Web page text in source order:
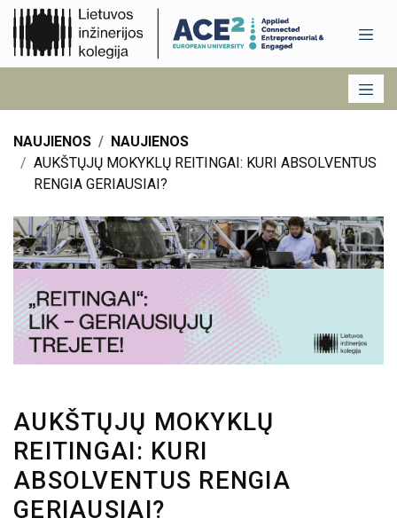
NAUJIENOS
NAUJIENOS
AUKŠTŲJŲ MOKYKLŲ REITINGAI: KURI ABSOLVENTUS
RENGIA GERIAUSIAI?
AUKŠTŲJŲ MOKYKLŲ
REITINGAI: KURI
ABSOLVENTUS RENGIA
GERIAUSIAI?